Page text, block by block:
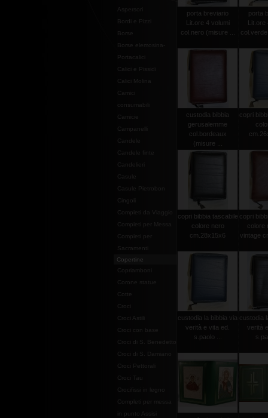
Aspersori
Bordi e Pizzi
Borse
Borse elemosina-
Portacalici
Calici e Pissidi
Calici Molina
Campanelli
Candele
Candele finte
Candelieri
Casule
Casule Pietrobon
Cingoli
Completi da Viaggio
Completi per Messa
Completi per
Sacramenti
Copertine
Copriamboni
Corone statue
Cotte
Croci
Croci Astili
Croci con base
Croci di S. Benedetto
Croci di S. Damiano
Croci Pettorali
Croci Tau
Crocifissi in legno
Completi per messa
in punto Assisi
porta breviario
Lit.ore 4 volumi
col.nero (misure ...
porta
Lit.ore
custodia bibbia
gerusalemme
col.bordeaux
(misure ...
copri
copri bibbia tascabile
colore nero
cm.28x15x6
copri
colore
vintage
custodia la bibbia via
verità e vita ed.
s.paolo ...
custodia
verità